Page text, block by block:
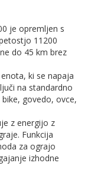
je opremljen s
11200
do 45 km brez
ki se napaja
na standardno
govedo, ovce,
z energijo z
Funkcija
za ograjo
izhodne